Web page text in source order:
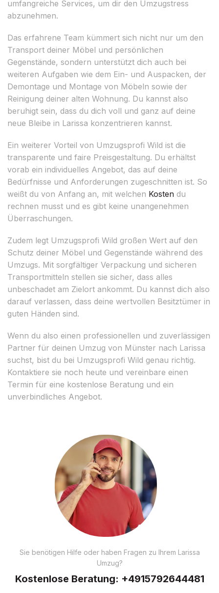
umfangreiche Services, um dir den Umzugstress
abzunehmen.
Das erfahrene Team kümmert sich nicht nur um den
Transport deiner Möbel und persönlichen
Gegenstände, sondern unterstützt dich auch bei
weiteren Aufgaben wie dem Ein- und Auspacken, der
Demontage und Montage von Möbeln sowie der
Reinigung deiner alten Wohnung. Du kannst also
beruhigt sein, dass du dich voll und ganz auf deine
neue Bleibe in Larissa konzentrieren kannst.
Ein weiterer Vorteil von Umzugsprofi Wild ist die
transparente und faire Preisgestaltung. Du erhältst
vorab ein individuelles Angebot, das auf deine
Bedürfnisse und Anforderungen zugeschnitten ist. So
weißt du von Anfang an, mit welchen Kosten du
rechnen musst und es gibt keine unangenehmen
Überraschungen.
Zudem legt Umzugsprofi Wild großen Wert auf den
Schutz deiner Möbel und Gegenstände während des
Umzugs. Mit sorgfältiger Verpackung und sicheren
Transportmitteln stellen sie sicher, dass alles
unbeschadet am Zielort ankommt. Du kannst dich also
darauf verlassen, dass deine wertvollen Besitztümer in
guten Händen sind.
Wenn du also einen professionellen und zuverlässigen
Partner für deinen Umzug von Münster nach Larissa
suchst, bist du bei Umzugsprofi Wild genau richtig.
Kontaktiere sie noch heute und vereinbare einen
Termin für eine kostenlose Beratung und ein
unverbindliches Angebot.
Sie benötigen Hilfe oder haben Fragen zu Ihrem Larissa
Umzug?
Kostenlose Beratung: +4915792644481